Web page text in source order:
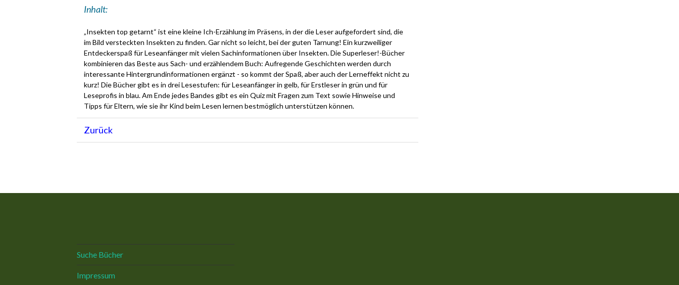
Inhalt:
„Insekten top getarnt“ ist eine kleine Ich-Erzählung im Präsens, in der die Leser aufgefordert sind, die
im Bild versteckten Insekten zu finden. Gar nicht so leicht, bei der guten Tarnung! Ein kurzweiliger
Entdeckerspaß für Leseanfänger mit vielen Sachinformationen über Insekten. Die Superleser!-Bücher
kombinieren das Beste aus Sach- und erzählendem Buch: Aufregende Geschichten werden durch
interessante Hintergrundinformationen ergänzt - so kommt der Spaß, aber auch der Lerneffekt nicht zu
kurz! Die Bücher gibt es in drei Lesestufen: für Leseanfänger in gelb, für Erstleser in grün und für
Leseprofis in blau. Am Ende jedes Bandes gibt es ein Quiz mit Fragen zum Text sowie Hinweise und
Tipps für Eltern, wie sie ihr Kind beim Lesen lernen bestmöglich unterstützen können.
Zurück
Suche Bücher
Impressum